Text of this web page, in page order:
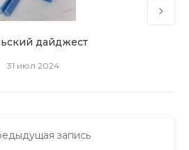
дайджест
31 июл 2024
запись